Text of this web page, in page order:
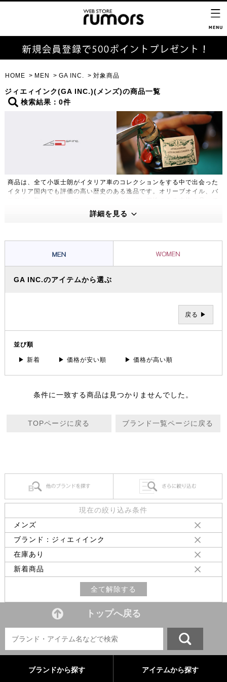
HOME MEN GA INC. 対象商品
ジィエィインク(GA INC.)(メンズ)の商品一覧
検索結果：0件
商品は、全て小坂士朗がイタリア車のコレクションをする中で出会った
イタリア国内でも評価の高い歴史のある逸品です。オリーブオイル、バ
す。ぜひご賞味いただき、イタリアの空気を感じてください。
詳細を見る
GA INC.のアイテムから選ぶ
戻る ▶
並び順
▶ 新着 ▶ 価格が安い順 ▶ 価格が高い順
条件に一致する商品は見つかりませんでした。
TOPページに戻る ブランド一覧ページに戻る
現在の絞り込み条件
メンズ
ブランド：ジィエィインク
在庫あり
新着商品
全て解除する
トップへ戻る
ブランドから探す アイテムから探す